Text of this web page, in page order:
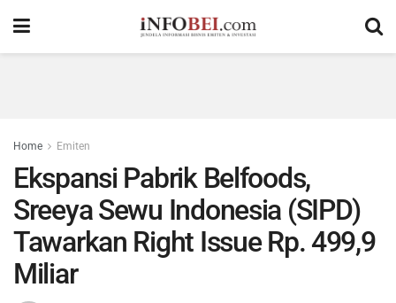
Home Emiten
Ekspansi Pabrik Belfoods,
Sreeya Sewu Indonesia (SIPD)
Tawarkan Right Issue Rp. 499,9
Miliar